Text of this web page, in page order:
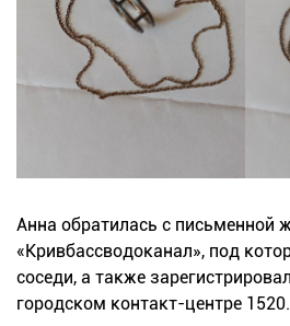
Анна обратилась с письменной
«Кривбассводоканал», под
соседи, а также
городском контакт-центре 1520.